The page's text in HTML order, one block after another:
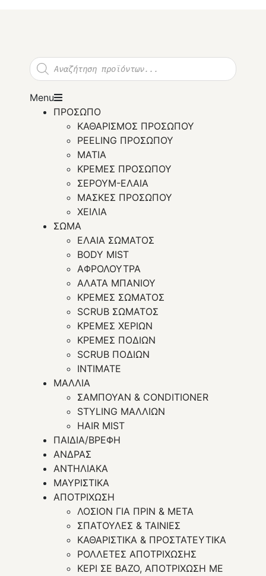
P
r
o
u
Menu
ΠΡΟΣΩΠΟ
ΚΑΘΑΡΙΣΜΟΣ ΠΡΟΣΩΠΟΥ
PEELING ΠΡΟΣΩΠΟΥ
ΜΑΤΙΑ
ΚΡΕΜΕΣ ΠΡΟΣΩΠΟΥ
ΣΕΡΟΥΜ-ΕΛΑΙΑ
ΜΑΣΚΕΣ ΠΡΟΣΩΠΟΥ
ΧΕΙΛΙΑ
ΣΩΜΑ
ΕΛΑΙΑ ΣΩΜΑΤΟΣ
BODY MIST
ΑΦΡΟΛΟΥΤΡΑ
ΑΛΑΤΑ ΜΠΑΝΙΟΥ
ΚΡΕΜΕΣ ΣΩΜΑΤΟΣ
SCRUB ΣΩΜΑΤΟΣ
ΚΡΕΜΕΣ ΧΕΡΙΩΝ
ΚΡΕΜΕΣ ΠΟΔΙΩΝ
SCRUB ΠΟΔΙΩΝ
INTIMATE
ΜΑΛΛΙΑ
ΣΑΜΠΟΥΑΝ & CONDITIONER
STYLING ΜΑΛΛΙΩΝ
HAIR MIST
ΠΑΙΔΙΑ/ΒΡΕΦΗ
ΑΝΔΡΑΣ
ΑΝΤΗΛΙΑΚΑ
ΜΑΥΡΙΣΤΙΚΑ
ΑΠΟΤΡΙΧΩΣΗ
ΛΟΣΙΟΝ ΓΙΑ ΠΡΙΝ & ΜΕΤΑ
ΣΠΑΤΟΥΛΕΣ & ΤΑΙΝΙΕΣ
ΚΑΘΑΡΙΣΤΙΚΑ & ΠΡΟΣΤΑΤΕΥΤΙΚΑ
ΡΟΛΛΕΤΕΣ ΑΠΟΤΡΙΧΩΣΗΣ
ΚΕΡΙ ΣΕ ΒΑΖΟ, ΑΠΟΤΡΙΧΩΣΗ ΜΕ